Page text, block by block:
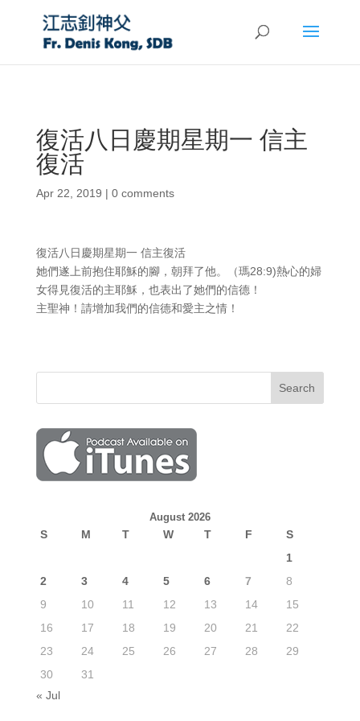
復活八日慶期星期一 信主
復活
Apr 22, 2019 | 0 comments
復活八日慶期星期一 信主復活
她們遂上前抱住耶穌的腳，朝拜了他。（瑪28:9)熱心的婦
女得見復活的主耶穌，也表出了她們的信德！
主聖神！請增加我們的信德和愛主之情！
August 2026
S M T W T F
S
1
2
3 4 5 6 7
8
9
10 11 12 13 14
15
16
17 18 19 20 21
22
23
24 25 26 27 28
29
30
31
« Jul